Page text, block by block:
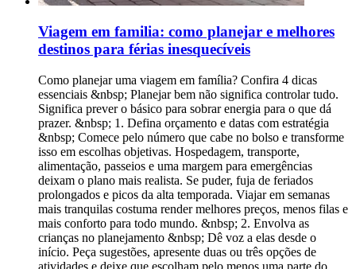
Viagem em familia: como planejar e melhores
destinos para férias inesquecíveis
Como planejar uma viagem em família? Confira 4 dicas
essenciais &nbsp; Planejar bem não significa controlar tudo.
Significa prever o básico para sobrar energia para o que dá
prazer. &nbsp; 1. Defina orçamento e datas com estratégia
&nbsp; Comece pelo número que cabe no bolso e transforme
isso em escolhas objetivas. Hospedagem, transporte,
alimentação, passeios e uma margem para emergências
deixam o plano mais realista. Se puder, fuja de feriados
prolongados e picos da alta temporada. Viajar em semanas
mais tranquilas costuma render melhores preços, menos filas e
mais conforto para todo mundo. &nbsp; 2. Envolva as
crianças no planejamento &nbsp; Dê voz a elas desde o
início. Peça sugestões, apresente duas ou três opções de
atividades e deixe que escolham pelo menos uma parte do